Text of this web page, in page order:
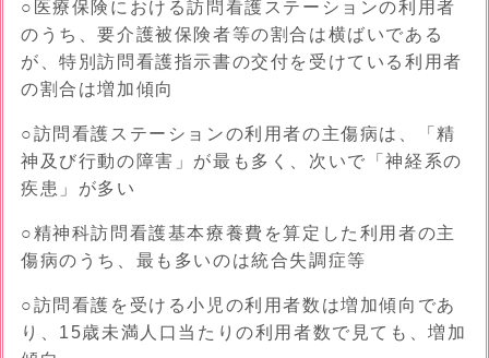
○医療保険における訪問看護ステーションの利用者
のうち、要介護被保険者等の割合は横ばいである
が、特別訪問看護指示書の交付を受けている利用者
の割合は増加傾向
○訪問看護ステーションの利用者の主傷病は、
「精
神及び行動の障害」が最も多く、次いで「神経系の
疾患」が多い
○精神科訪問看護基本療養費を算定した利用者の主
傷病のうち、 最も多いのは統合失調症等
○訪問看護を受ける小児の利用者数は増加傾向であ
り、15歳未満人口当たりの利用者数で見ても、増加